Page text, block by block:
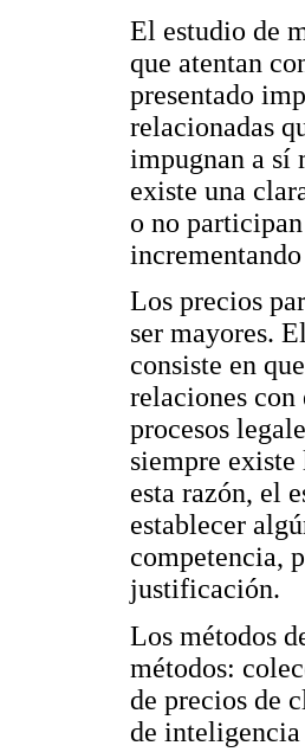
El estudio de
que atentan
presentado
relacionadas
impugnan a sí
existe una
o no
Los precios
ser mayores.
consiste en
relaciones con
procesos
siempre
esta razón, el
establecer
competencia,
justificación.
Los métodos
métodos:
de precios de
de inteligencia